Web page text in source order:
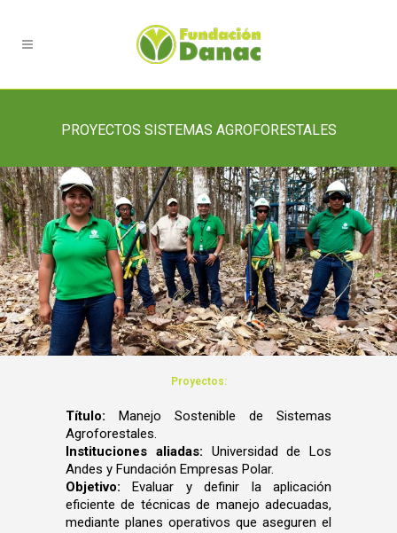
PROYECTOS SISTEMAS AGROFORESTALES
Proyectos:
Título: Manejo Sostenible de Sistemas
Agroforestales.
Instituciones aliadas: Universidad de Los
Andes y Fundación Empresas Polar.
Objetivo: Evaluar y definir la aplicación
eficiente de técnicas de manejo adecuadas,
mediante planes operativos que aseguren el